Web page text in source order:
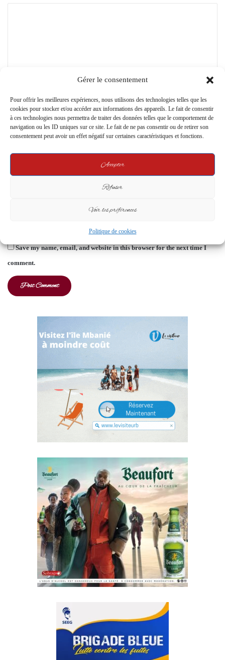
Gérer le consentement
Pour offrir les meilleures expériences, nous utilisons des technologies telles que les
cookies pour stocker et/ou accéder aux informations des appareils. Le fait de consentir
à ces technologies nous permettra de traiter des données telles que le comportement de
navigation ou les ID uniques sur ce site. Le fait de ne pas consentir ou de retirer son
consentement peut avoir un effet négatif sur certaines caractéristiques et fonctions.
Accepter
Refuser
Voir les préférences
Politique de cookies
*Name*
Save my name, email, and website in this browser for the next time I
comment.